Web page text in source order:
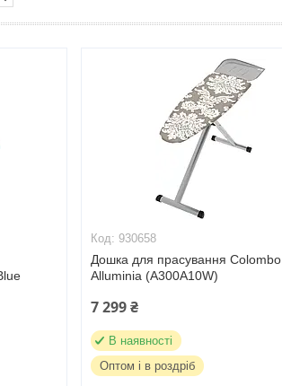
930658
Дошка для прасування Colombo
Alluminia (A300A10W)
7 299 ₴
В наявності
Оптом і в роздріб